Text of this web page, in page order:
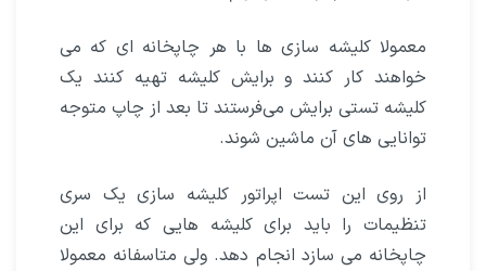
معمولا کلیشه سازی ها با هر چاپخانه ای که می
خواهند کار کنند و برایش کلیشه تهیه کنند یک
کلیشه تستی برایش می‌فرستند تا بعد از چاپ متوجه
توانایی های آن ماشین شوند.
از روی این تست اپراتور کلیشه سازی یک سری
تنظیمات را باید برای کلیشه هایی که برای این
چاپخانه می سازد انجام دهد. ولی متاسفانه معمولا